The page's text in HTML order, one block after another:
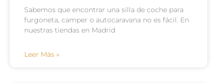
Sabemos que encontrar una silla de coche para
furgoneta, camper o autocaravana no es fácil. En
nuestras tiendas en Madrid
Leer Más »